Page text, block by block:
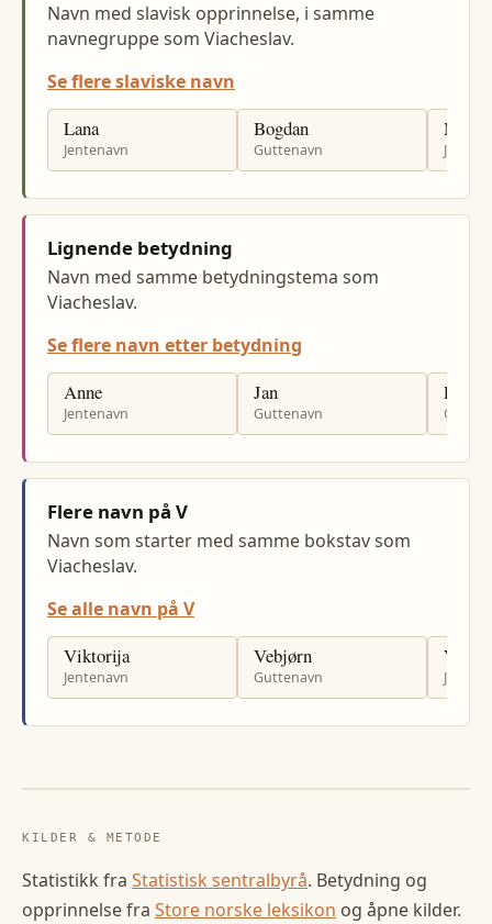
Navn med slavisk opprinnelse, i samme
navnegruppe som Viacheslav.
Se flere slaviske navn
Lana
Jentenavn
Bogdan
Guttenavn
Marija
Lignende betydning
Navn med samme betydningstema som
Viacheslav.
Se flere navn etter betydning
Anne
Jentenavn
Jan
Guttenavn
Per
Flere navn på V
Navn som starter med samme bokstav som
Viacheslav.
Se alle navn på V
Viktorija
Jentenavn
Vebjørn
Guttenavn
Vigdis
KILDER & METODE
Statistikk fra Statistisk sentralbyrå. Betydning og
opprinnelse fra Store norske leksikon og åpne kilder.